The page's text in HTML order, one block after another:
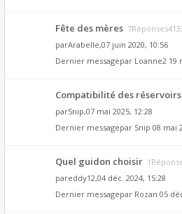
Fête des mères
parArabelle,07 juin 2020, 10:56
Dernier messagepar Loanne2 19
Compatibilité des réservoirs
parSnip,07 mai 2025, 12:28
Dernier messagepar Snip 08 mai
Quel guidon choisir
pareddy12,04 déc. 2024, 15:28
Dernier messagepar Rozan 05